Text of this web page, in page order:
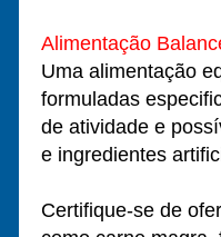
Alimentação
Uma alimentação
formuladas
de atividade e
e ingredientes
Certifique-se de